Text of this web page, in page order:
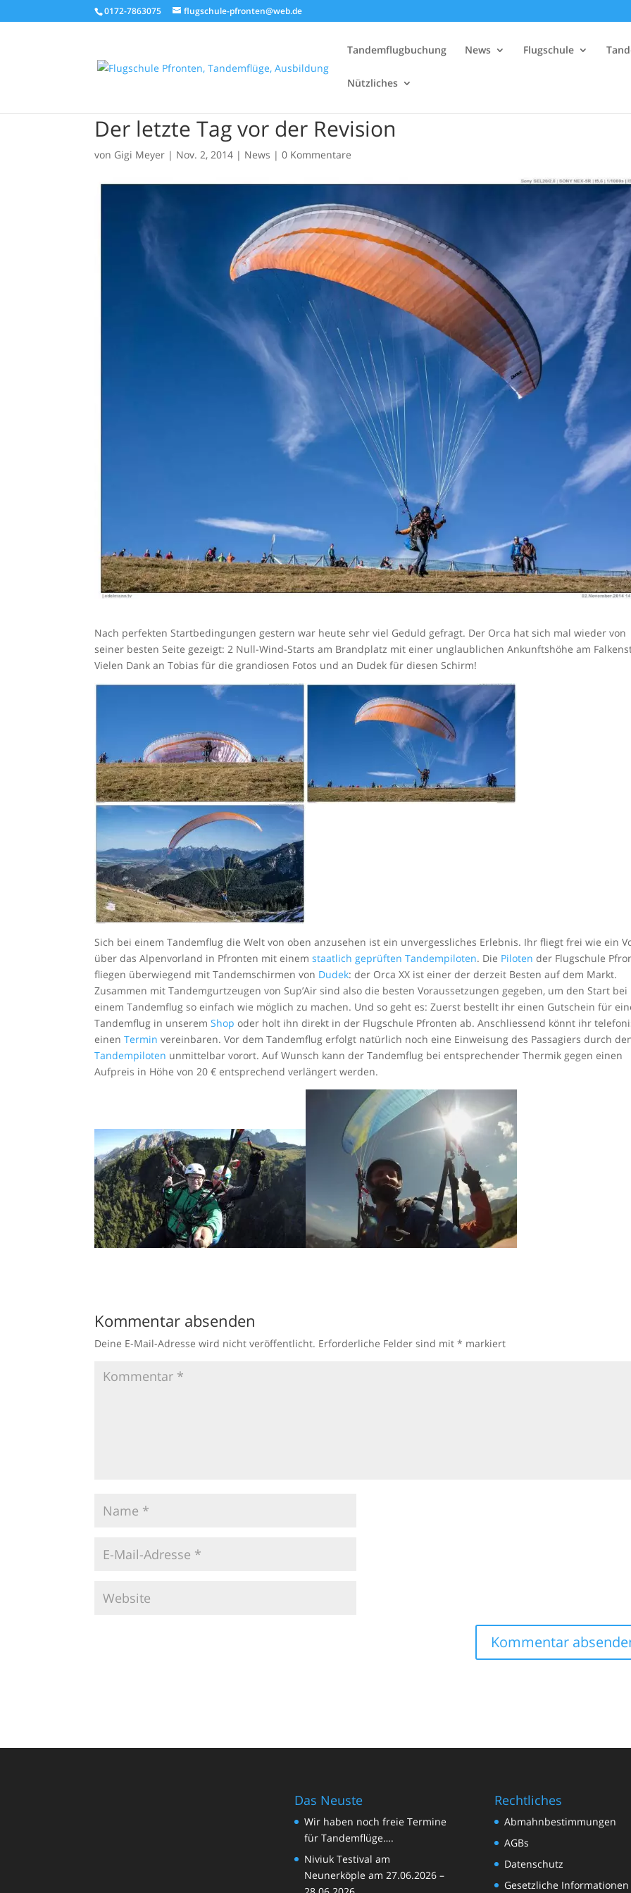
0172-7863075 flugschule-pfronten@web.de
Tandemflugbuchung News Flugschule
Nützliches
Der letzte Tag vor der Revision
von Gigi Meyer | Nov. 2, 2014 | News |0 Kommentare
Nach perfekten Startbedingungen gestern war heute sehr viel Geduld gefragt. Der Orca hat sich mal wieder von
seiner besten Seite gezeigt: 2 Null-Wind-Starts am Brandplatz mit einer unglaublichen Ankunftshöhe am
Vielen Dank an Tobias für die grandiosen Fotos und an Dudek für diesen Schirm!
Sich bei einem Tandemflug die Welt von oben anzusehen ist ein unvergessliches Erlebnis. Ihr fliegt frei wie ein
über das Alpenvorland in Pfronten mit einemstaatlich geprüften Tandempiloten. Die Piloten der Flugschule
fliegen überwiegend mit Tandemschirmen von Dudek: der Orca XX ist einer der derzeit Besten auf dem Markt.
Zusammen mit Tandemgurtzeugen von Sup’Air sind also die besten Voraussetzungen gegeben, um den Start bei
einem Tandemflug so einfach wie möglich zu machen. Und so geht es: Zuerst bestellt ihr einen Gutschein für
Tandemflug in unseremShop oder holt ihn direkt in der Flugschule Pfronten ab. Anschliessend könnt ihr
einenTermin vereinbaren. Vor dem Tandemflug erfolgt natürlich noch eine Einweisung des Passagiers durch
Tandempiloten unmittelbar vorort. Auf Wunsch kann der Tandemflug bei entsprechender Thermik gegen einen
Aufpreis in Höhe von 20 € entsprechend verlängert werden.
Kommentar absenden
Deine E-Mail-Adresse wird nicht veröffentlicht. Erforderliche Felder sind mit* markiert
alten
von dir
Das Neuste
Wir haben noch freie Termine
für Tandemflüge….
Niviuk Testival am
Neunerköple am 27.06.2026 –
Rechtliches
Abmahnbestimmungen
AGBs
Datenschutz
Gesetzliche Informationen